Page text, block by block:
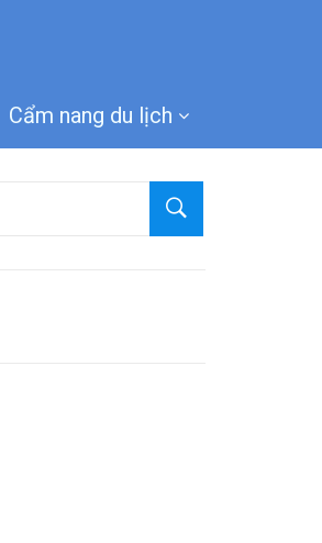
Cẩm nang du lịch